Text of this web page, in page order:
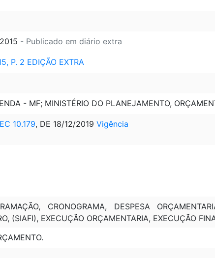
- Publicado em diário extra
P. 2 EDIÇÃO EXTRA
- MF; MINISTÉRIO DO PLANEJAMENTO,
10.179, DE 18/12/2019 Vigência
CRONOGRAMA, DESPESA
(SIAFI), EXECUÇÃO ORÇAMENTARIA, EXECUÇÃO